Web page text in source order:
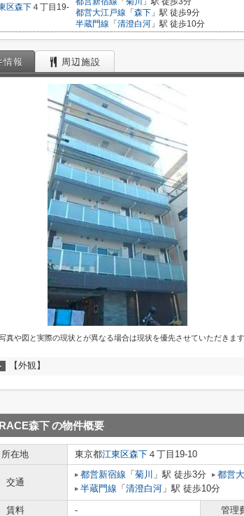
区森下４丁目19-
都営大江戸線 「 森下 」駅 徒歩9分
半蔵門線 「 清澄白河 」駅 徒歩10分
情報 周辺施設
真や図と実際の現状とが異なる場合は現状を優先させていただきます
【外観】
森下の物件概要
所在地 東京都江東区森下 ４丁目19-10
交通
都営新宿線 「 菊川 」駅 徒歩3分 都営
半蔵門線 「 清澄白河 」駅 徒歩10分
賃料 - 管理